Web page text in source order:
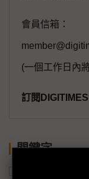
會員信箱：
(一個工作日內
訂閱
關鍵字